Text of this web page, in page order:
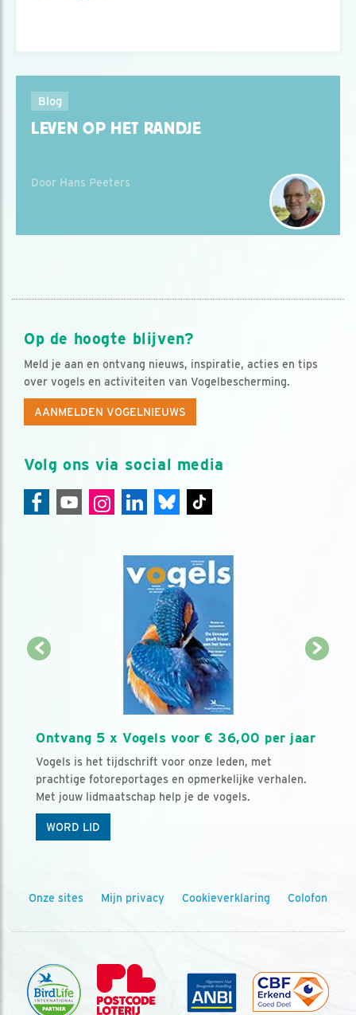
Blog
LEVEN OP HET RANDJE
Door Hans Peeters
Op de hoogte blijven?
Meld je aan en ontvang nieuws, inspiratie, acties en tips
over vogels en activiteiten van Vogelbescherming.
AANMELDEN VOGELNIEUWS
Volg ons via social media
Ontvang 5 x Vogels voor € 36,00 per jaar
Vogels is het tijdschrift voor onze leden, met
prachtige fotoreportages en opmerkelijke verhalen.
Met jouw lidmaatschap help je de vogels.
WORD LID
Onze sites Mijn privacy Cookieverklaring Colofon